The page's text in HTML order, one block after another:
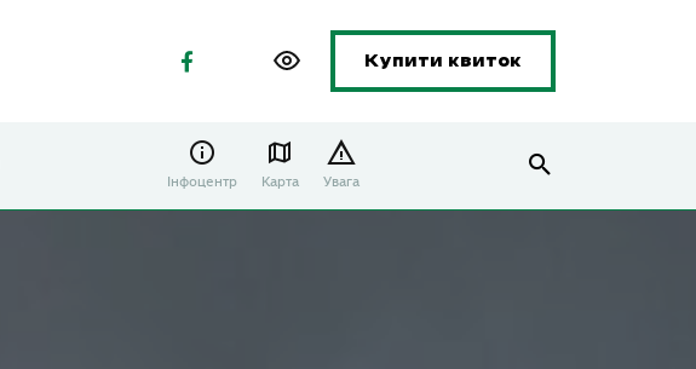
Купити квиток
Інфоцентр Карта Увага